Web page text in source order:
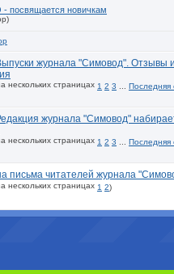
посвящается новичкам
журнала "Симовод". Отзывы
1 2 3
Последняя
журнала "Симовод"
1 2 3
Последняя
письма читателей журнала
1 2)